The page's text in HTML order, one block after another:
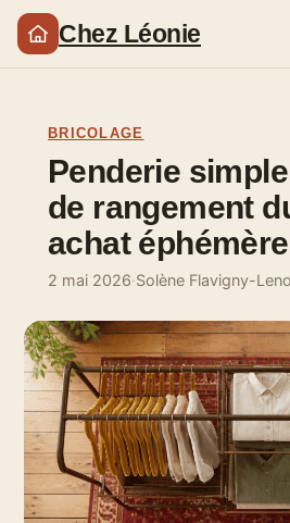
Chez Léonie
BRICOLAGE
Penderie
de rangement
achat
2 mai 2026·Solène Flavigny-